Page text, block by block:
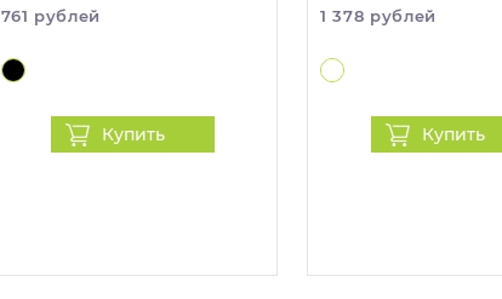
761 рублей
Купить
1 378 рублей
Купить